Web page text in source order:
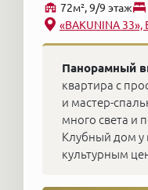
72м², 9/9 этаж
«BAKUNINA 33»,
Панорамный
квартира с
и мастер-
много света и
Клубный дом у
культурным